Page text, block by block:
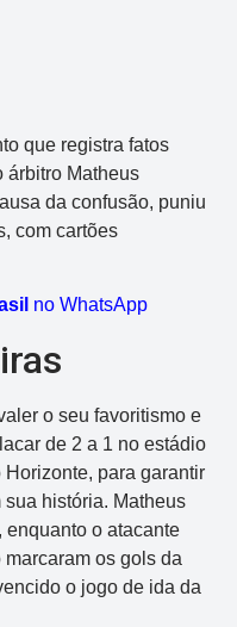
que registra fatos
árbitro Matheus
da confusão, puniu
com cartões
no WhatsApp
o seu favoritismo e
de 2 a 1 no estádio
para garantir
história. Matheus
enquanto o atacante
os gols da
o jogo de ida da